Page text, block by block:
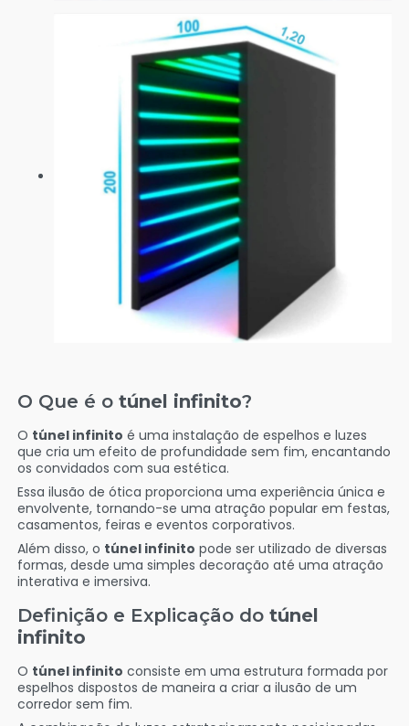
O Que é otúnel infinito?
O túnel infinito é uma instalação de espelhos e luzes
que cria um efeito de profundidade sem fim, encantando
os convidados com sua estética.
Essa ilusão de ótica proporciona uma experiência única e
envolvente, tornando-se uma atração popular em festas,
casamentos, feiras e eventos corporativos.
Além disso, o túnel infinito pode ser utilizado de diversas
formas, desde uma simples decoração até uma atração
interativa e imersiva.
Definição e Explicação dotúnel
infinito
O túnel infinito consiste em uma estrutura formada por
espelhos dispostos de maneira a criar a ilusão de um
corredor sem fim.